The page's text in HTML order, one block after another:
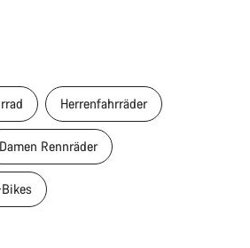
Herrenfahrräder
Damen Rennräder